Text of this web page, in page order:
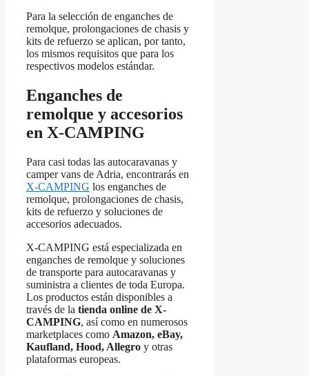
Para la selección de enganches de
remolque, prolongaciones de chasis y
kits de refuerzo se aplican, por tanto,
los mismos requisitos que para los
respectivos modelos estándar.
Enganches de
remolque y accesorios
en X-CAMPING
Para casi todas las autocaravanas y
camper vans de Adria, encontrarás en
X-CAMPING los enganches de
remolque, prolongaciones de chasis,
kits de refuerzo y soluciones de
accesorios adecuados.
X-CAMPING está especializada en
enganches de remolque y soluciones
de transporte para autocaravanas y
suministra a clientes de toda Europa.
Los productos están disponibles a
través de la tienda online de X-
CAMPING, así como en numerosos
marketplaces como Amazon, eBay,
Kaufland, Hood, Allegro y otras
plataformas europeas.